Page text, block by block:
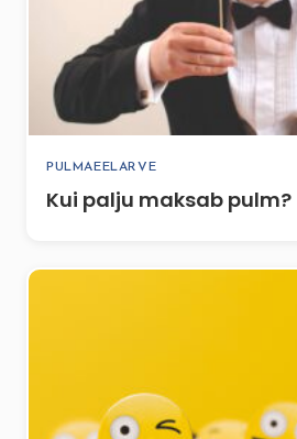
PULMAEELARVE
Kui palju maksab pulm?